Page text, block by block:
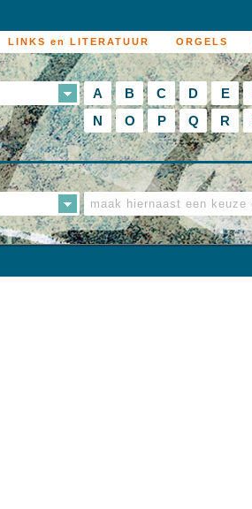
LINKS en LITERATUUR ORGELS
A B C D E
N
O P Q R